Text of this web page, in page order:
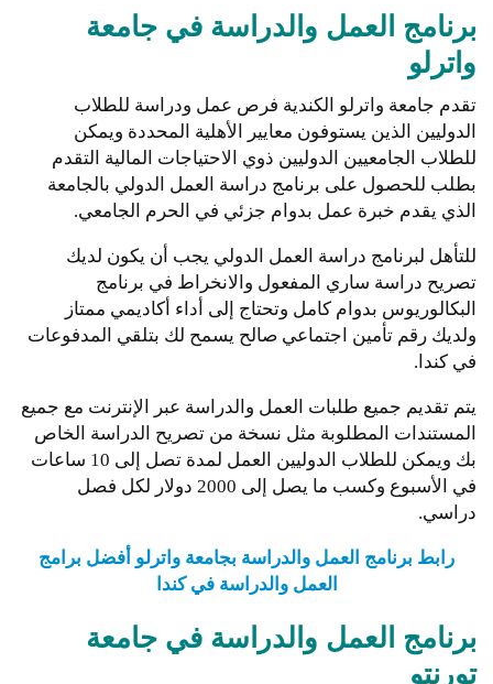
برنامج العمل والدراسة في جامعة
واترلو
تقدم جامعة واترلو الكندية فرص عمل ودراسة للطلاب
الدوليين الذين يستوفون معايير الأهلية المحددة ويمكن
للطلاب الجامعيين الدوليين ذوي الاحتياجات المالية التقدم
بطلب للحصول على برنامج دراسة العمل الدولي بالجامعة
الذي يقدم خبرة عمل بدوام جزئي في الحرم الجامعي.
للتأهل لبرنامج دراسة العمل الدولي يجب أن يكون لديك
تصريح دراسة ساري المفعول والانخراط في برنامج
البكالوريوس بدوام كامل وتحتاج إلى أداء أكاديمي ممتاز
ولديك رقم تأمين اجتماعي صالح يسمح لك بتلقي المدفوعات
في كندا.
يتم تقديم جميع طلبات العمل والدراسة عبر الإنترنت مع جميع
المستندات المطلوبة مثل نسخة من تصريح الدراسة الخاص
بك ويمكن للطلاب الدوليين العمل لمدة تصل إلى 10 ساعات
في الأسبوع وكسب ما يصل إلى 2000 دولار لكل فصل
دراسي.
رابط برنامج العمل والدراسة بجامعة واترلو أفضل برامج
العمل والدراسة في كندا
برنامج العمل والدراسة في جامعة
تورنتو